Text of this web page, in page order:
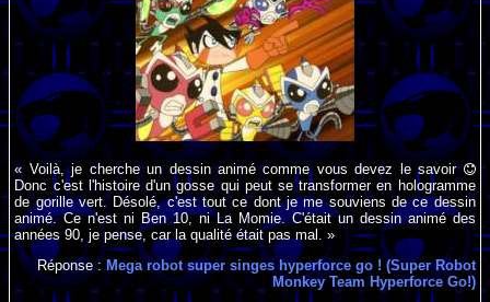
« Voilà, je cherche un dessin animé comme vous devez le savoir
Donc c'est l'histoire d'un gosse qui peut se transformer en hologramme
de gorille vert. Désolé, c'est tout ce dont je me souviens de ce dessin
animé. Ce n'est ni Ben 10, ni La Momie. C'était un dessin animé des
années 90, je pense, car la qualité était pas mal. »
Réponse : Mega robot super singes hyperforce go ! (Super Robot
Monkey Team Hyperforce Go!)